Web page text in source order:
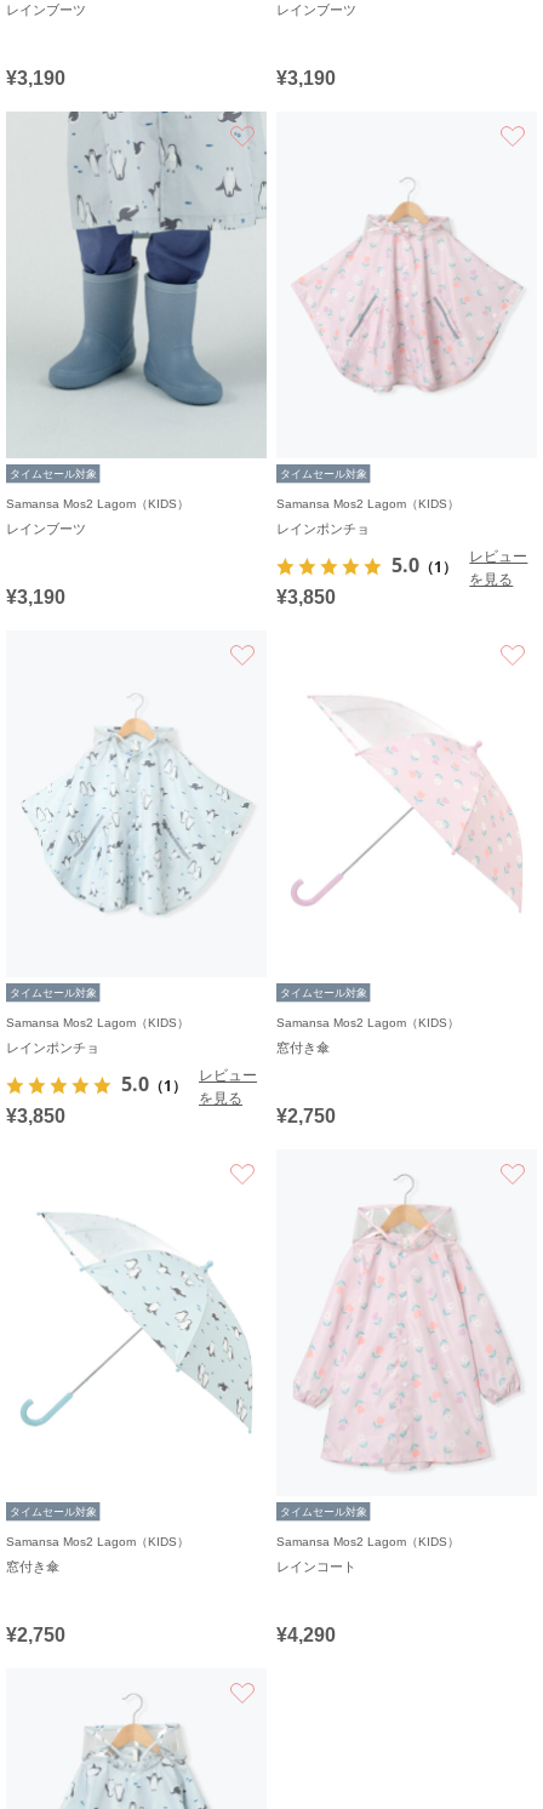
レインブーツ
¥3,190
レインブーツ
¥3,190
タイムセール対象
Samansa Mos2 Lagom（KIDS）
レインブーツ
¥3,190
タイムセール対象
Samansa Mos2 Lagom（KIDS）
レインポンチョ
5.0 （1）
レビュー
を見る
¥3,850
タイムセール対象
Samansa Mos2 Lagom（KIDS）
レインポンチョ
5.0 （1）
レビュー
を見る
¥3,850
タイムセール対象
Samansa Mos2 Lagom（KIDS）
窓付き傘
¥2,750
タイムセール対象
Samansa Mos2 Lagom（KIDS）
窓付き傘
¥2,750
タイムセール対象
Samansa Mos2 Lagom（KIDS）
レインコート
¥4,290